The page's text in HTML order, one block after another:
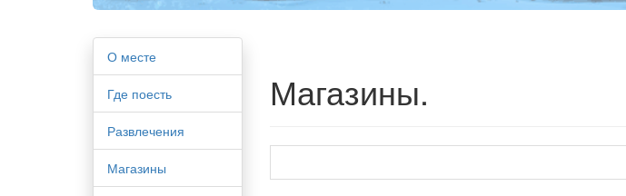
О месте
Где поесть
Развлечения
Магазины
Магазины.